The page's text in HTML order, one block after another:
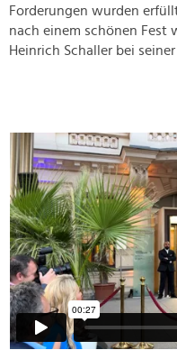
Forderungen wurden
nach einem schönen Fest
Heinrich Schaller bei seiner